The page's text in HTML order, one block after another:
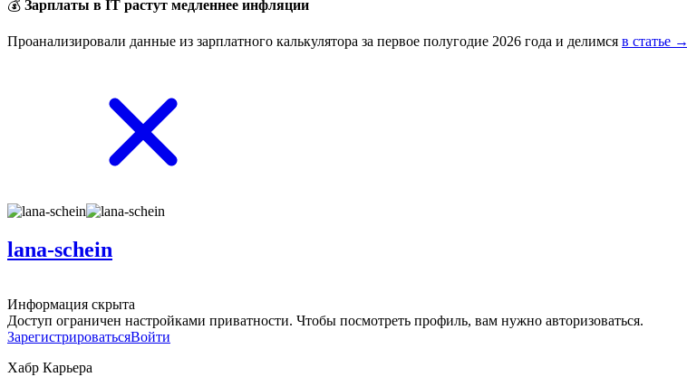
💰 Зарплаты в IT растут медленнее инфляции
Проанализировали данные из зарплатного калькулятора за первое полугодие 2026 года и делимся в статье →
lana-schein
Информация скрыта
Доступ ограничен настройками приватности. Чтобы посмотреть профиль, вам нужно авторизоваться.
ЗарегистрироватьсяВойти
Хабр Карьера